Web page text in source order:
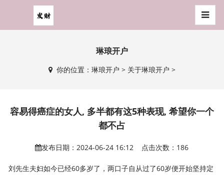
琳琅开户
你的位置： 琳琅开户 > 关于琳琅开户 >
容易得癌症的女人, 多半都有这5种表现, 希望你一个
都不占
发布日期：2024-06-24 16:12 点击次数：186
刘先生夫妇如今已经60多岁了，两口子自从过了60岁便开始坚持定